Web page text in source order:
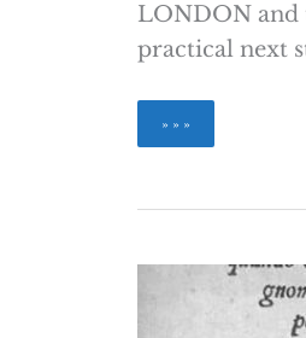
LONDON and
practical next
Le
Zohar
chrétiens
la
» » »